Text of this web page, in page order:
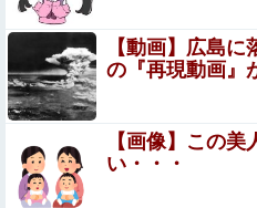
wwwww
【ウマ娘】イリテツに対する
なかったのに今月急にスピ3
【動画】役満ボディ・岡田
暴れ！
高市首相が経歴詐称している
【動画】広島に
の『再現動画』
【画像】この
い・・・